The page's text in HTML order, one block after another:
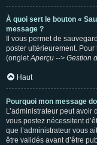
À quoi sert le bouton «
message ?
Il vous permet de
poster ultérieurement.
(ongletAperçu --> Gestion
Haut
Pourquoi mon message
L’administrateur peut
vous postez nécessitent
que l’administrateur vous
être validés avant d’être